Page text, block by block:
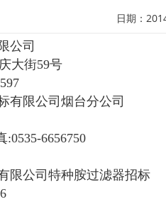
日期：
公司
大街59号
有限公司烟台分公司
6656750
限公司特种胺过滤器招标